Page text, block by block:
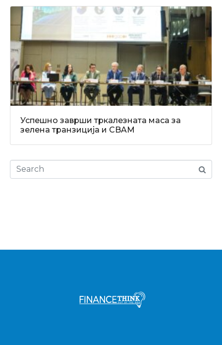
Успешно заврши тркалезната маса за
зелена транзиција и CBAM